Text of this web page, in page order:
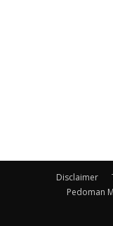
Disclaimer
Pedoman